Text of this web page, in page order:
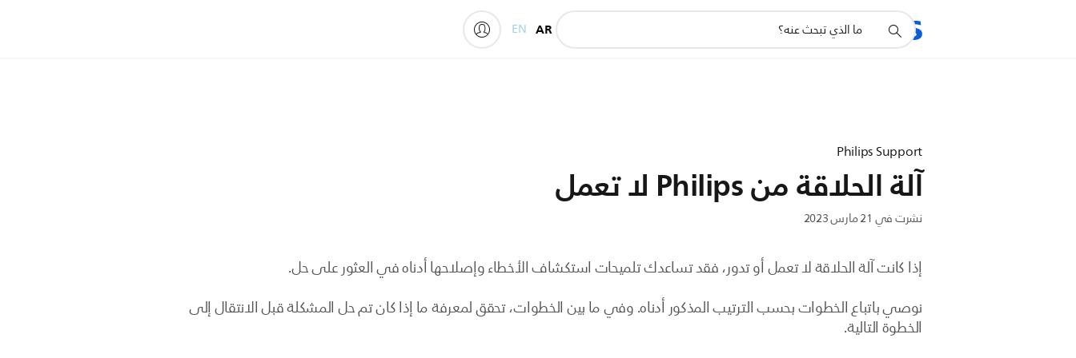
المنتجات
أيقونة
دعم
AR
EN
Philips Support
آلة الحلاقة من Philips لا تعمل
نشرت في 21 مارس 2023
إذا كانت آلة الحلاقة لا تعمل أو تدور، فقد تساعدك تلميحات استكشاف الأخطاء وإصلاحها أدناه في العثور على حل.
نوصي باتباع الخطوات بحسب الترتيب المذكور أدناه. وفي ما بين الخطوات، تحقق لمعرفة ما إذا كان تم حل المشكلة قبل الانتقال إلى
الخطوة التالية.